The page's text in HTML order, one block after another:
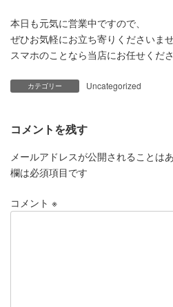
本日も元気に営業中ですので、
ぜひお気軽にお立ち寄りくださいま
スマホのことなら当店にお任せくだ
カテゴリー Uncategorized
コメントを残す
メールアドレスが公開されることはあ
欄は必須項目です
コメント ※